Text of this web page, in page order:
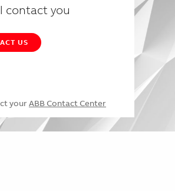
contact you
US
your ABB Contact Center